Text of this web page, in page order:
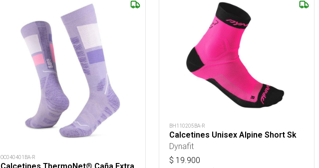
OC040401BA-R
BH110205BA-R
Calcetines Unisex Alpine Short Sk
Dynafit
$ 19.900